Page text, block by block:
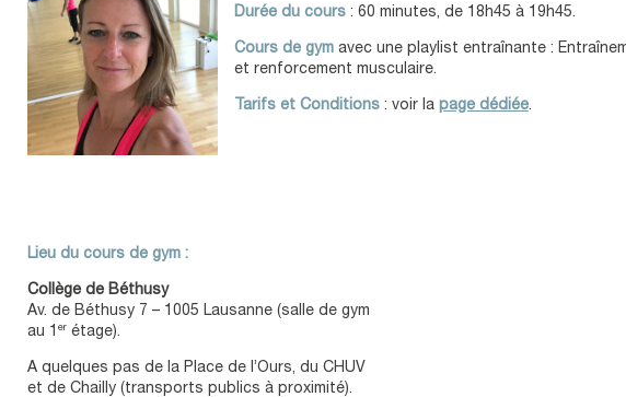
Durée du cours: 60 minutes, de 18h45 à 19h45.
Cours de gymavec une playlist entraînante :
et renforcement musculaire.
Tarifs et Conditions: voir la page dédiée.
Lieu du cours de gym :
Collège de Béthusy
Av. de Béthusy 7 – 1005 Lausanne (salle de gym
au 1 erétage).
A quelques pas de la Place de l’Ours, du CHUV
et de Chailly (transports publics à proximité).